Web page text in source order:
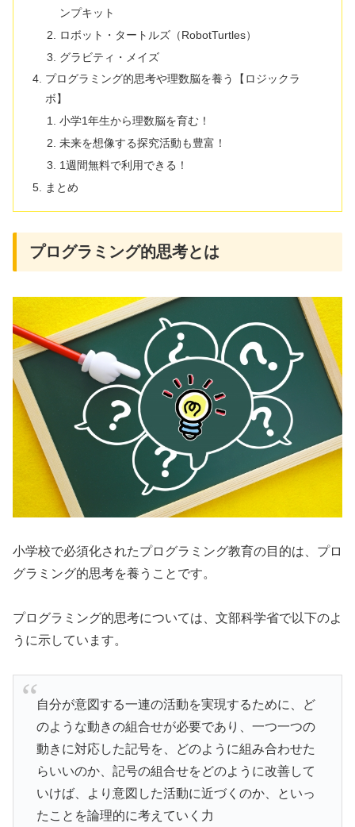
ンプキット
ロボット・タートルズ（RobotTurtles）
グラビティ・メイズ
プログラミング的思考や理数脳を養う【ロジックラ
ボ】
小学1年生から理数脳を育む！
未来を想像する探究活動も豊富！
1週間無料で利用できる！
まとめ
プログラミング的思考とは
小学校で必須化されたプログラミング教育の目的は、プロ
グラミング的思考を養うことです。
プログラミング的思考については、文部科学省で以下のよ
うに示しています。
自分が意図する一連の活動を実現するために、ど
のような動きの組合せが必要であり、一つ一つの
動きに対応した記号を、どのように組み合わせた
らいいのか、記号の組合せをどのように改善して
いけば、より意図した活動に近づくのか、といっ
たことを論理的に考えていく力